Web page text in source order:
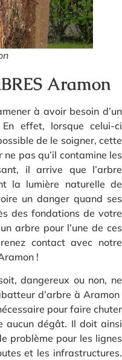
Aramon
à avoir besoin d’un
effet, lorsque celui-ci
de le soigner, cette
pas qu’il contamine les
il arrive que l’arbre
la lumière naturelle de
un danger quand ses
des fondations de votre
arbre pour l’une de ces
contact avec notre
!
dangereux ou non, ne
d’arbre à Aramon
pour faire chuter
aucun dégât. Il doit ainsi
problème pour les lignes
et les infrastructures.